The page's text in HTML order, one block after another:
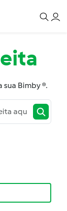
sua Bimby ®.